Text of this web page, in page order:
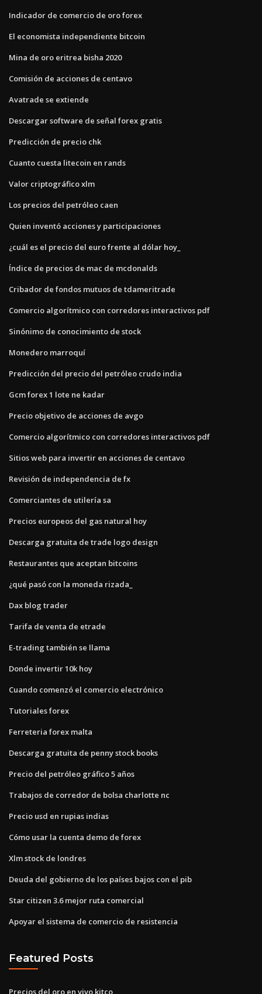
Indicador de comercio de oro forex
El economista independiente bitcoin
Mina de oro eritrea bisha 2020
Comisión de acciones de centavo
Avatrade se extiende
Descargar software de señal forex gratis
Predicción de precio chk
Cuanto cuesta litecoin en rands
Valor criptográfico xlm
Los precios del petróleo caen
Quien inventó acciones y participaciones
¿cuál es el precio del euro frente al dólar hoy_
Índice de precios de mac de mcdonalds
Cribador de fondos mutuos de tdameritrade
Comercio algorítmico con corredores interactivos pdf
Sinónimo de conocimiento de stock
Monedero marroquí
Predicción del precio del petróleo crudo india
Gcm forex 1 lote ne kadar
Precio objetivo de acciones de avgo
Comercio algorítmico con corredores interactivos pdf
Sitios web para invertir en acciones de centavo
Revisión de independencia de fx
Comerciantes de utilería sa
Precios europeos del gas natural hoy
Descarga gratuita de trade logo design
Restaurantes que aceptan bitcoins
¿qué pasó con la moneda rizada_
Dax blog trader
Tarifa de venta de etrade
E-trading también se llama
Donde invertir 10k hoy
Cuando comenzó el comercio electrónico
Tutoriales forex
Ferreteria forex malta
Descarga gratuita de penny stock books
Precio del petróleo gráfico 5 años
Trabajos de corredor de bolsa charlotte nc
Precio usd en rupias indias
Cómo usar la cuenta demo de forex
Xlm stock de londres
Deuda del gobierno de los países bajos con el pib
Star citizen 3.6 mejor ruta comercial
Apoyar el sistema de comercio de resistencia
Featured Posts
Precios del oro en vivo kitco